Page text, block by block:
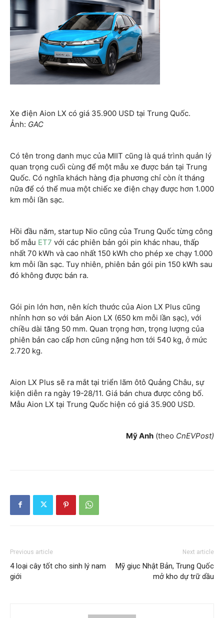
Xe điện Aion LX có giá 35.900 USD tại Trung Quốc.
Ảnh: GAC
Có tên trong danh mục của MIIT cũng là quá trình quản lý
quan trọng cuối cùng để một mẫu xe được bán tại Trung
Quốc. Có nghĩa khách hàng địa phương chỉ còn ít tháng
nữa để có thể mua một chiếc xe điện chạy được hơn 1.000
km mỗi lần sạc.
Hồi đầu năm, startup Nio cũng của Trung Quốc từng công
bố mẫu ET7 với các phiên bản gói pin khác nhau, thấp
nhất 70 kWh và cao nhất 150 kWh cho phép xe chạy 1.000
km mỗi lần sạc. Tuy nhiên, phiên bản gói pin 150 kWh sau
đó không được bán ra.
Gói pin lớn hơn, nên kích thước của Aion LX Plus cũng
nhỉnh hơn so với bản Aion LX (650 km mỗi lần sạc), với
chiều dài tăng 50 mm. Quan trọng hơn, trọng lượng của
phiên bản cao cấp hơn cũng nặng hơn tới 540 kg, ở mức
2.720 kg.
Aion LX Plus sẽ ra mắt tại triển lãm ôtô Quảng Châu, sự
kiện diễn ra ngày 19-28/11. Giá bán chưa được công bố.
Mẫu Aion LX tại Trung Quốc hiện có giá 35.900 USD.
Mỹ Anh (theo CnEVPost)
Previous article
4 loại cây tốt cho sinh lý nam
giới
Next article
Mỹ giục Nhật Bản, Trung Quốc
mở kho dự trữ dầu